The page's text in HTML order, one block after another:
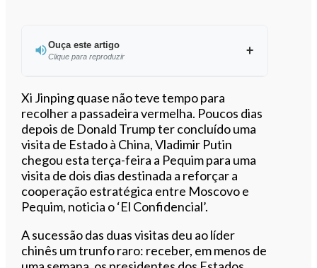
Ouça este artigo
Clique para reproduzir
Ouvir este artigo
Xi Jinping quase não teve tempo para
recolher a passadeira vermelha. Poucos dias
depois de Donald Trump ter concluído uma
visita de Estado à China, Vladimir Putin
chegou esta terça-feira a Pequim para uma
visita de dois dias destinada a reforçar a
cooperação estratégica entre Moscovo e
Pequim, noticia o ‘El Confidencial’.
A sucessão das duas visitas deu ao líder
chinês um trunfo raro: receber, em menos de